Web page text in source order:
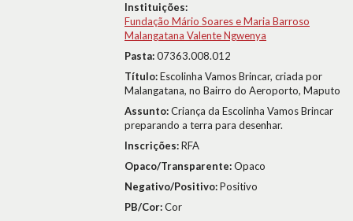
Instituições:
Fundação Mário Soares e Maria Barroso
Malangatana Valente Ngwenya
Pasta:07363.008.012
Título:Escolinha Vamos Brincar, criada por
Malangatana, no Bairro do Aeroporto, Maputo
Assunto:Criança da Escolinha Vamos Brincar
preparando a terra para desenhar.
Inscrições:RFA
Opaco/Transparente:Opaco
Negativo/Positivo:Positivo
PB/Cor:Cor